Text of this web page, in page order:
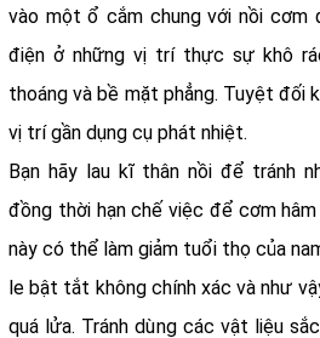
vào một ổ cắm chung với nồi cơm
điện ở những vị trí thực sự khô
thoáng và bề mặt phẳng. Tuyệt đối
vị trí gần dụng cụ phát nhiệt.
Bạn hãy lau kĩ thân nồi để tránh
đồng thời hạn chế việc để cơm
này có thể làm giảm tuổi thọ của
le bật tắt không chính xác và như
quá lửa. Tránh dùng các vật liệu